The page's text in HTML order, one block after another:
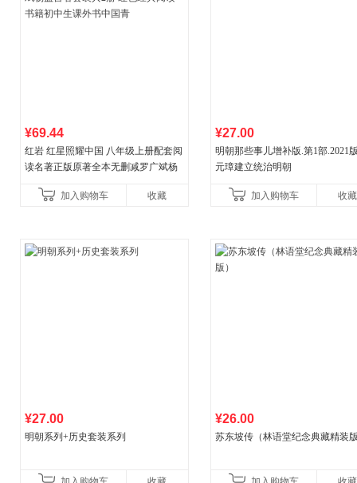
¥69.44
红岩 红星照耀中国 八年级上册配套阅
读名著正版原著全本无删减罗广斌杨
初中生课外书中国青
加入购物车 收藏
¥27.00
明朝那些事儿增补版.第1部.2021
元璋建立统治明朝
加入购物车 收藏
¥27.00
明朝系列+历史套装系列
¥26.00
苏东坡传（林语堂纪念典藏精装